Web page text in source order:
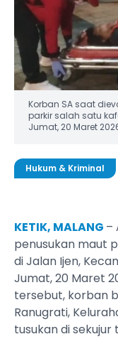
Korban SA saat
parkir salah satu
Jumat, 20 Maret
Hukum & Kriminal
KETIK, MALANG –
penusukan maut
di Jalan Ijen,
Jumat, 20 Maret
tersebut, korban
Ranugrati,
tusukan di sekujur